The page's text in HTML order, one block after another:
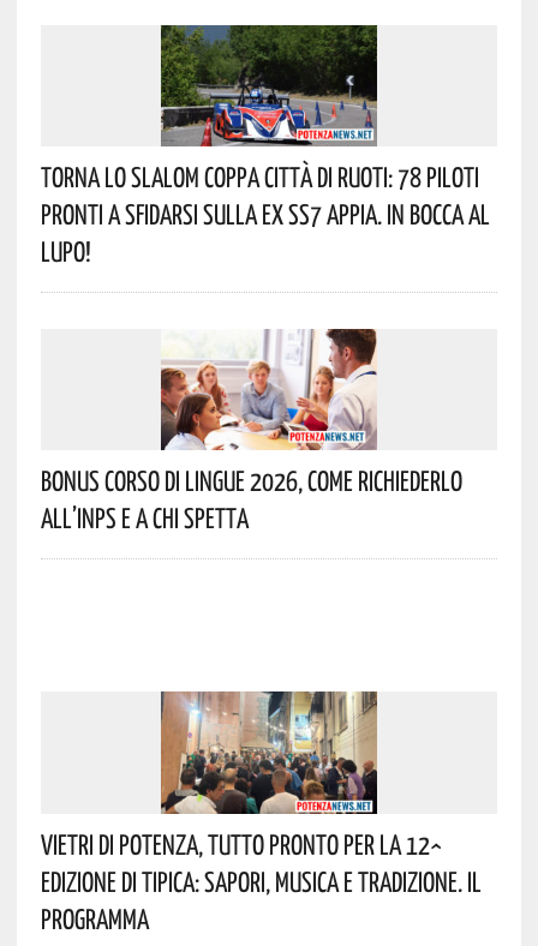
Torna Lo Slalom Coppa Città Di Ruoti: 78 Piloti
Pronti A Sfidarsi Sulla Ex SS7 Appia. In Bocca Al
Lupo!
Bonus Corso Di Lingue 2026, Come Richiederlo
All’INPS E A Chi Spetta
Vietri Di Potenza, Tutto Pronto Per La 12^
Edizione Di Tipica: Sapori, Musica E Tradizione. Il
Programma